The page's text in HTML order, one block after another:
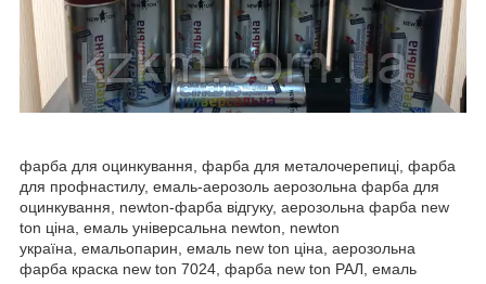
фарба для оцинкування, фарба для металочерепиці, фарба
для профнастилу, емаль-аерозоль аерозольна фарба для
оцинкування, newton-фарба відгуку, аерозольна фарба new
ton ціна, емаль універсальна newton, newton
україна, емальопарин, емаль new ton ціна, аерозольна
фарба краска new ton 7024, фарба new ton РАЛ, емаль